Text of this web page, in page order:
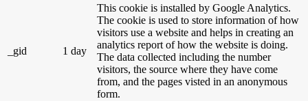
_gid 1 day
This cookie is installed by Google Analytics.
The cookie is used to store information of how
visitors use a website and helps in creating an
analytics report of how the website is doing.
The data collected including the number
visitors, the source where they have come
from, and the pages visted in an anonymous
form.